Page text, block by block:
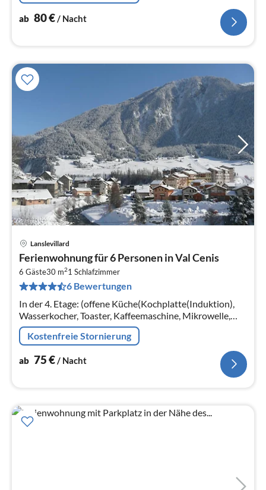
ab 80€/ Nacht
Lanslevillard
Ferienwohnung für 6 Personen in Val Cenis
6 Gäste30 m21 Schlafzimmer
6 Bewertungen
In der 4. Etage: (offene Küche(Kochplatte(Induktion),
Wasserkocher, Toaster, Kaffeemaschine, Mikrowelle,
Spülmaschine, Kühlschrank, ())
Kostenfreie Stornierung
ab 75€/ Nacht